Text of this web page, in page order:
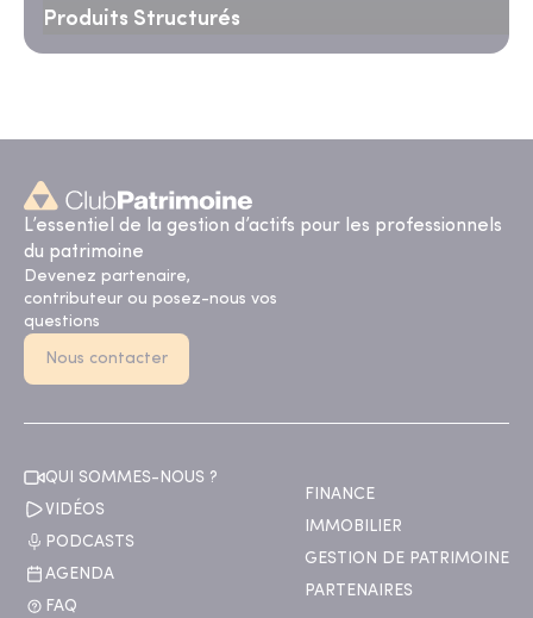
Produits Structurés
L’essentiel de la gestion d’actifs pour les professionnels
du patrimoine
Devenez partenaire,
contributeur ou posez-nous vos
questions
Nous contacter
QUI SOMMES-NOUS ?
VIDÉOS
PODCASTS
AGENDA
FAQ
FINANCE
IMMOBILIER
GESTION DE PATRIMOINE
PARTENAIRES